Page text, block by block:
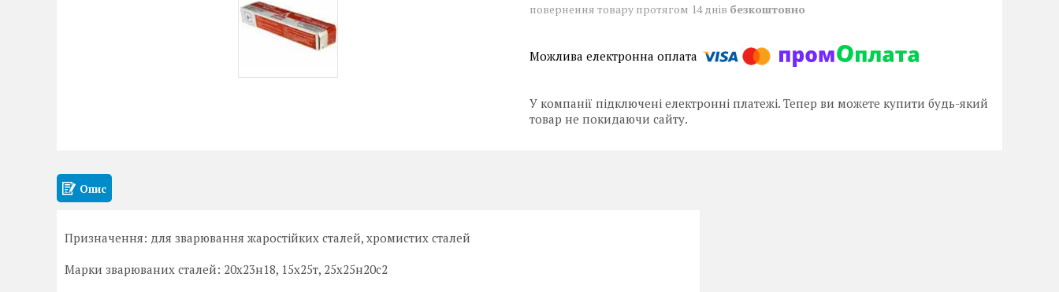
повернення товару протягом 14 днів безкоштовно
У компанії підключені електронні платежі. Тепер ви можете купити будь-який
товар не покидаючи сайту.
Опис
Призначення: для зварювання жаростійких сталей, хромистих сталей
Марки зварюваних сталей: 20х23н18, 15х25т, 25х25н20с2